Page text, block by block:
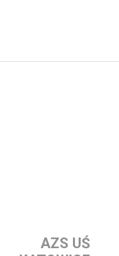
AZS UŚ